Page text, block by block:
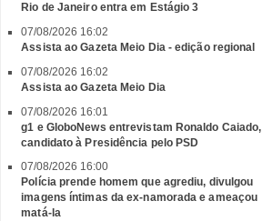
Rio de Janeiro entra em Estágio 3
07/08/2026 16:02
Assista ao Gazeta Meio Dia - edição regional
07/08/2026 16:02
Assista ao Gazeta Meio Dia
07/08/2026 16:01
g1 e GloboNews entrevistam Ronaldo Caiado,
candidato à Presidência pelo PSD
07/08/2026 16:00
Polícia prende homem que agrediu, divulgou
imagens íntimas da ex-namorada e ameaçou
matá-la